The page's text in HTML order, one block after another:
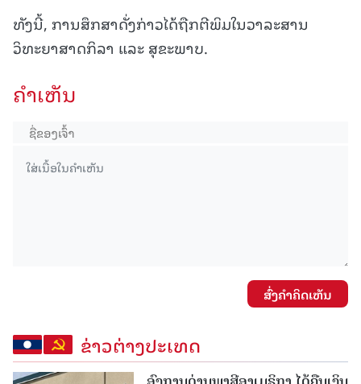
ທັງນີ້, ການສຶກສາດັ່ງກ່າວໄດ້ຖືກຕີພິມໃນວາລະສານ
ວິທະຍາສາດກິລາ ແລະ ສຸຂະພາບ.
ຄໍາເຫັນ
ສົ່ງຄໍາຄິດເຫັນ
ຂ່າວຕ່າງປະເທດ